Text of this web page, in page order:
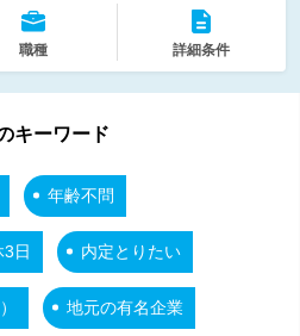
職種 詳細条件
キーワード
年齢不問
3日 内定とりたい
地元の有名企業